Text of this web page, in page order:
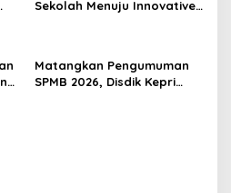
Sekolah Menuju Innovative
Matangkan Pengumuman
SPMB 2026, Disdik Kepri